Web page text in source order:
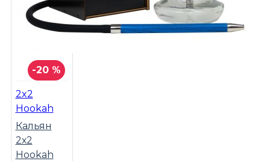
-20 %
2x2
Hookah
Кальян
2х2
Hookah